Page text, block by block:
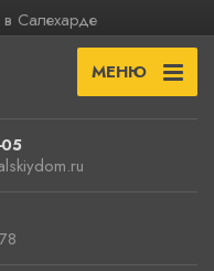
Салехарде
МЕНЮ